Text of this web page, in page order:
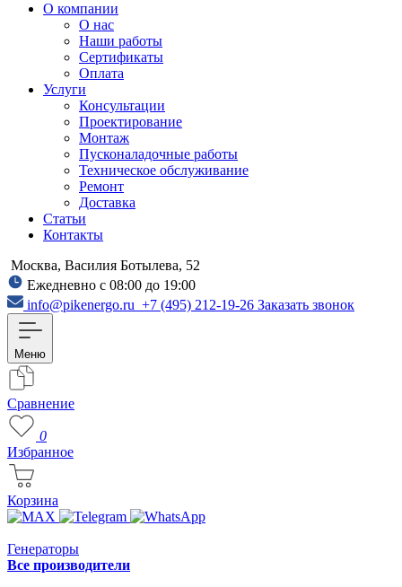
О компании
О нас
Наши работы
Сертификаты
Оплата
Услуги
Консультации
Проектирование
Монтаж
Пусконаладочные работы
Техническое обслуживание
Ремонт
Доставка
Статьи
Контакты
Москва, Василия Ботылева, 52
Ежедневно с 08:00 до 19:00
info@pikenergo.ru +7 (495) 212-19-26 Заказать звонок
Меню
Сравнение
0
Избранное
Корзина
Генераторы
Все производители